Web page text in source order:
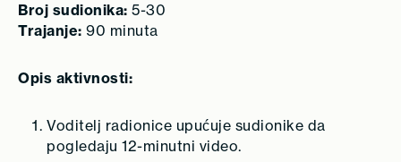
Broj sudionika: 5-30
Trajanje: 90 minuta
Opis aktivnosti:
Voditelj radionice upućuje sudionike da
pogledaju 12-minutni video.